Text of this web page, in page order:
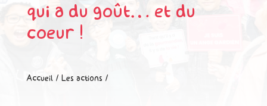
qui a du goût… et du
coeur !
Accueil/ Les actions /